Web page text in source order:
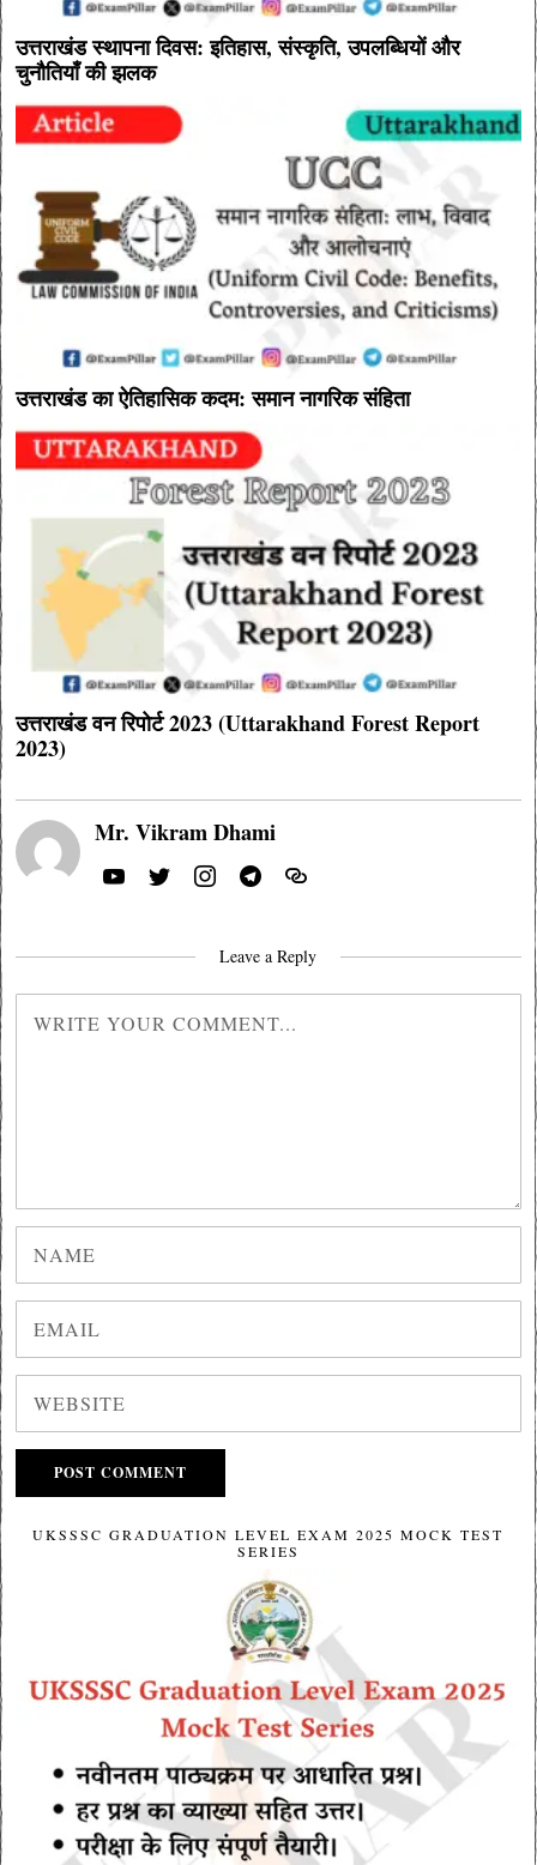
उत्तराखंड स्थापना दिवस: इतिहास, संस्कृति, उपलब्धियों और
चुनौतियाँ की झलक
उत्तराखंड का ऐतिहासिक कदम: समान नागरिक संहिता
उत्तराखंड वन रिपोर्ट 2023 (Uttarakhand Forest Report
2023)
Mr. Vikram Dhami
Leave a Reply
UKSSSC GRADUATION LEVEL EXAM 2025 MOCK TEST
SERIES